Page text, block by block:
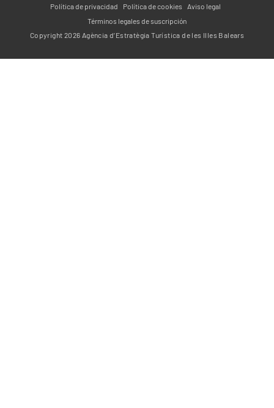
Política de privacidad Política de cookies
Aviso legal
Términos legales de suscripción
Copyright 2026 Agència d’Estratègia Turística de les Illes Balears